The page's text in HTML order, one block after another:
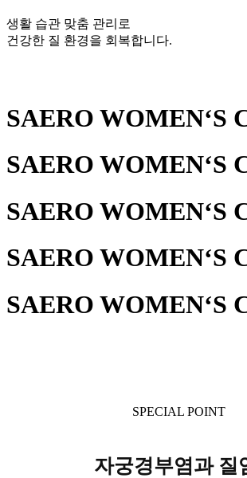
생활 습관 맞춤 관리로
건강한 질 환경을 회복합니다.
SAERO WOMEN‘S
SAERO WOMEN‘S
SAERO WOMEN‘S
SAERO WOMEN‘S
SAERO WOMEN‘S
SPECIAL POINT
자궁경부염과 질